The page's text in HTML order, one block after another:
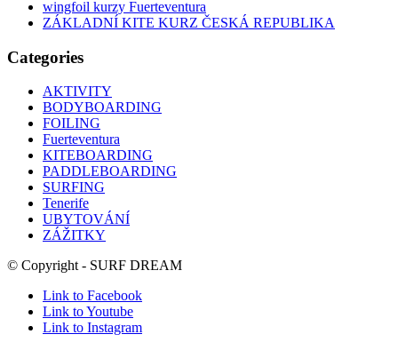
wingfoil kurzy Fuerteventura
ZÁKLADNÍ KITE KURZ ČESKÁ REPUBLIKA
Categories
AKTIVITY
BODYBOARDING
FOILING
Fuerteventura
KITEBOARDING
PADDLEBOARDING
SURFING
Tenerife
UBYTOVÁNÍ
ZÁŽITKY
© Copyright - SURF DREAM
Link to Facebook
Link to Youtube
Link to Instagram